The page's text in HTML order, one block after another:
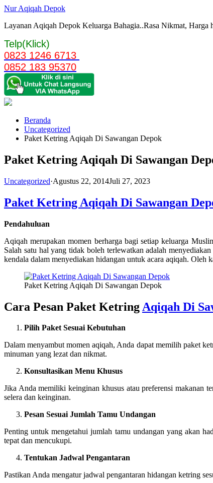
Langsung
konten
Nur Aqiqah Depok
Layanan Aqiqah Depok Keluarga Bahagia..Rasa Nikmat, Harga
Telp(Klick)
0823 1246 6713
0852 183 95370
Beranda
Uncategorized
Paket Ketring Aqiqah Di Sawangan Depok
Paket Ketring Aqiqah Di Sawangan
Uncategorized·Agustus 22, 2014Juli 27, 2023
Paket Ketring Aqiqah Di Sawangan
Pendahuluan
Aqiqah merupakan momen berharga bagi setiap keluarga
Salah satu hal yang tidak boleh terlewatkan adalah
kendala dalam menyediakan hidangan untuk acara aqiqah.
Paket Ketring Aqiqah Di Sawangan Depok
Cara Pesan Paket Ketring Aqiqah Di
Pilih Paket Sesuai Kebutuhan
Dalam menyambut momen aqiqah, Anda dapat memilih paket
minuman yang lezat dan nikmat.
Konsultasikan Menu Khusus
Jika Anda memiliki keinginan khusus atau preferensi makanan
selera dan keinginan.
Pesan Sesuai Jumlah Tamu Undangan
Penting untuk mengetahui jumlah tamu undangan yang akan
tepat dan mencukupi.
Tentukan Jadwal Pengantaran
Pastikan Anda mengatur jadwal pengantaran hidangan ketring